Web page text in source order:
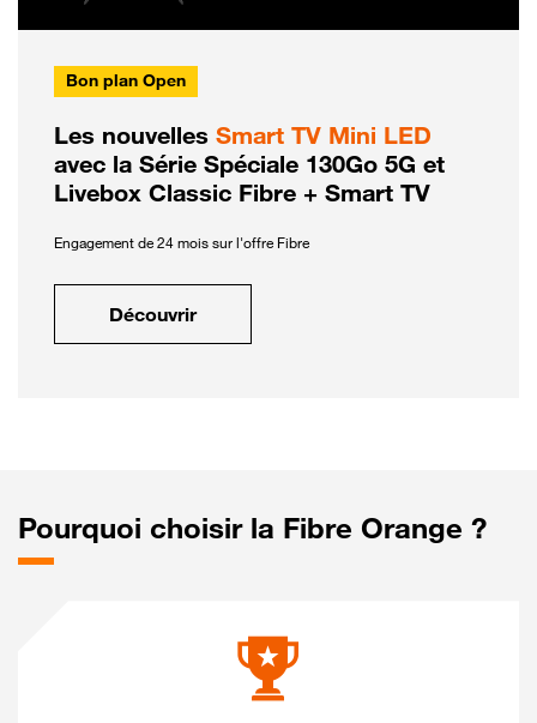
Bon plan Open
Les nouvelles Smart TV Mini LED
avec la Série Spéciale 130Go 5G et
Livebox Classic Fibre + Smart TV
Engagement de 24 mois sur l'offre Fibre
Découvrir
Pourquoi choisir la Fibre Orange ?